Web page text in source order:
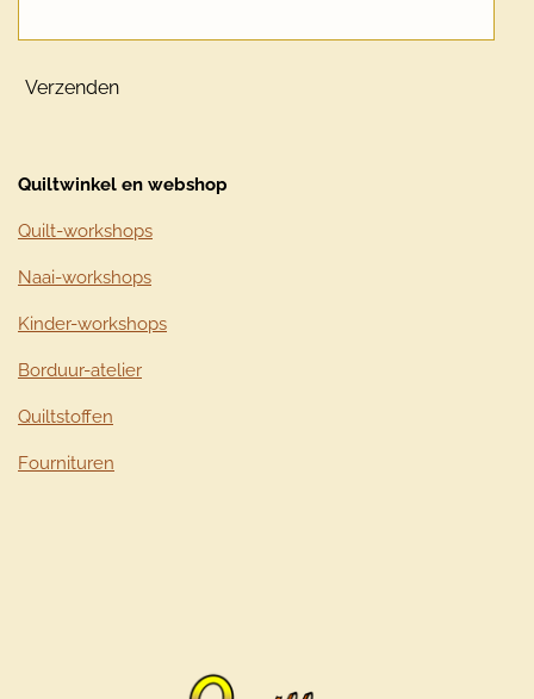
Verzenden
Quiltwinkel en webshop
Quilt-workshops
Naai-workshops
Kinder-workshops
Borduur-atelier
Quiltstoffen
Fournituren